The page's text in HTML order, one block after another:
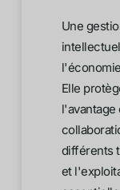
Une
Elle
différents
et